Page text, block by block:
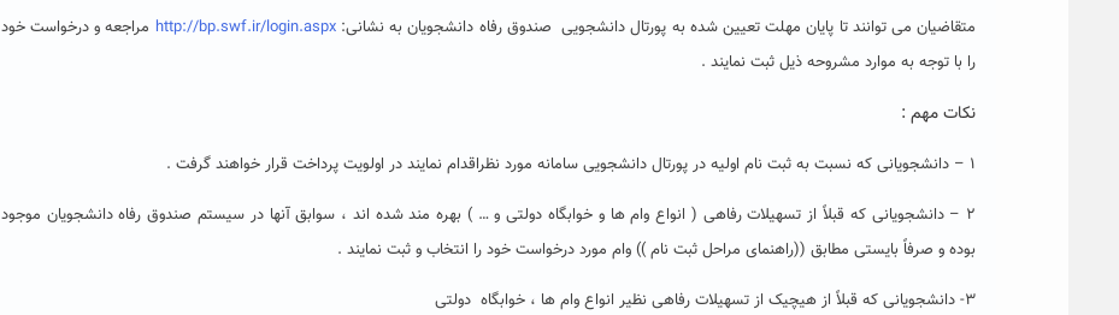
متقاضیان می توانند تا پایان مهلت تعیین شده به پورتال دانشجویی صندوق رفاه دانشجویان به نشانی:http://bp.swf.ir/login.aspx مراجعه و درخواست خود
را با توجه به موارد مشروحه ذیل ثبت نمایند .
نکات مهم :
۱ – دانشجویانی که نسبت به ثبت نام اولیه در پورتال دانشجویی سامانه مورد نظراقدام نمایند در اولویت پرداخت قرار خواهند گرفت .
۲ – دانشجویانی که قبلاً از تسهیلات رفاهی ( انواع وام ها و خوابگاه دولتی و … ) بهره مند شده اند ، سوابق آنها در سیستم صندوق رفاه دانشجویان موجود
بوده و صرفاً بایستی مطابق ((راهنمای مراحل ثبت نام )) وام مورد درخواست خود را انتخاب و ثبت نمایند .
۳- دانشجویانی که قبلاً از هیچیک از تسهیلات رفاهی نظیر انواع وام ها ، خوابگاه دولتی